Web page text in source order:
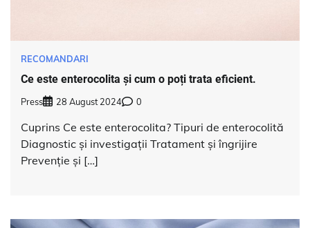
RECOMANDARI
Ce este enterocolita și cum o poți trata eficient.
Press 28 August 2024 0
Cuprins Ce este enterocolita? Tipuri de enterocolită
Diagnostic și investigații Tratament și îngrijire
Prevenție și […]